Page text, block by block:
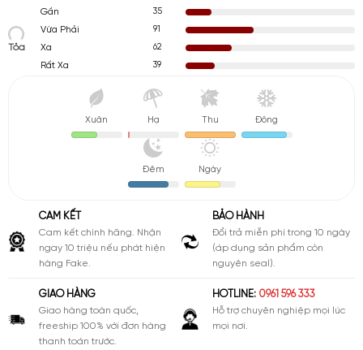
Tỏa
Gần
35
Vừa Phải
91
Xa
62
Rất Xa
39
Xuân Hạ Thu Đông
Đêm Ngày
CAM KẾT
Cam kết chính hãng. Nhận
ngay 10 triệu nếu phát hiện
hàng Fake.
BẢO HÀNH
Đổi trả miễn phí trong 10 ngày
(áp dụng sản phẩm còn
nguyên seal).
GIAO HÀNG
Giao hàng toàn quốc,
freeship 100% với đơn hàng
thanh toán trước.
HOTLINE: 0961 596 333
Hỗ trợ chuyên nghiệp mọi lúc
mọi nơi.